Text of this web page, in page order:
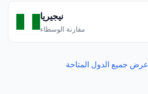
نيجيريا
مقارنة الوسطاء
عرض جميع الدول المتاحة